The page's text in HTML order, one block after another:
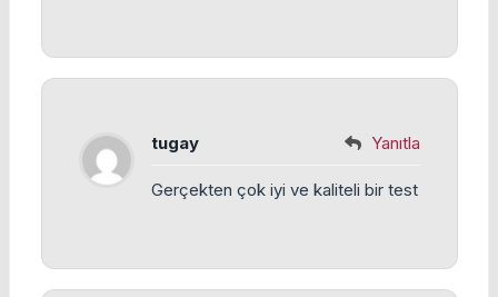
tugay Yanıtla
Gerçekten çok iyi ve kaliteli bir test